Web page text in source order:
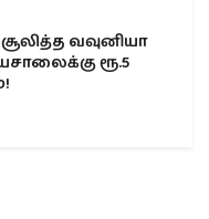
வவுனியா
ரூ.5